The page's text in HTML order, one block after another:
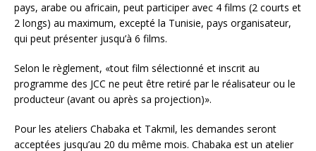
pays, arabe ou africain, peut participer avec 4 films (2 courts et
2 longs) au maximum, excepté la Tunisie, pays organisateur,
qui peut présenter jusqu’à 6 films.
Selon le règlement, «tout film sélectionné et inscrit au
programme des JCC ne peut être retiré par le réalisateur ou le
producteur (avant ou après sa projection)».
Pour les ateliers Chabaka et Takmil, les demandes seront
acceptées jusqu’au 20 du même mois. Chabaka est un atelier